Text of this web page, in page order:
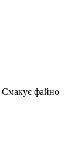
Смакує файно